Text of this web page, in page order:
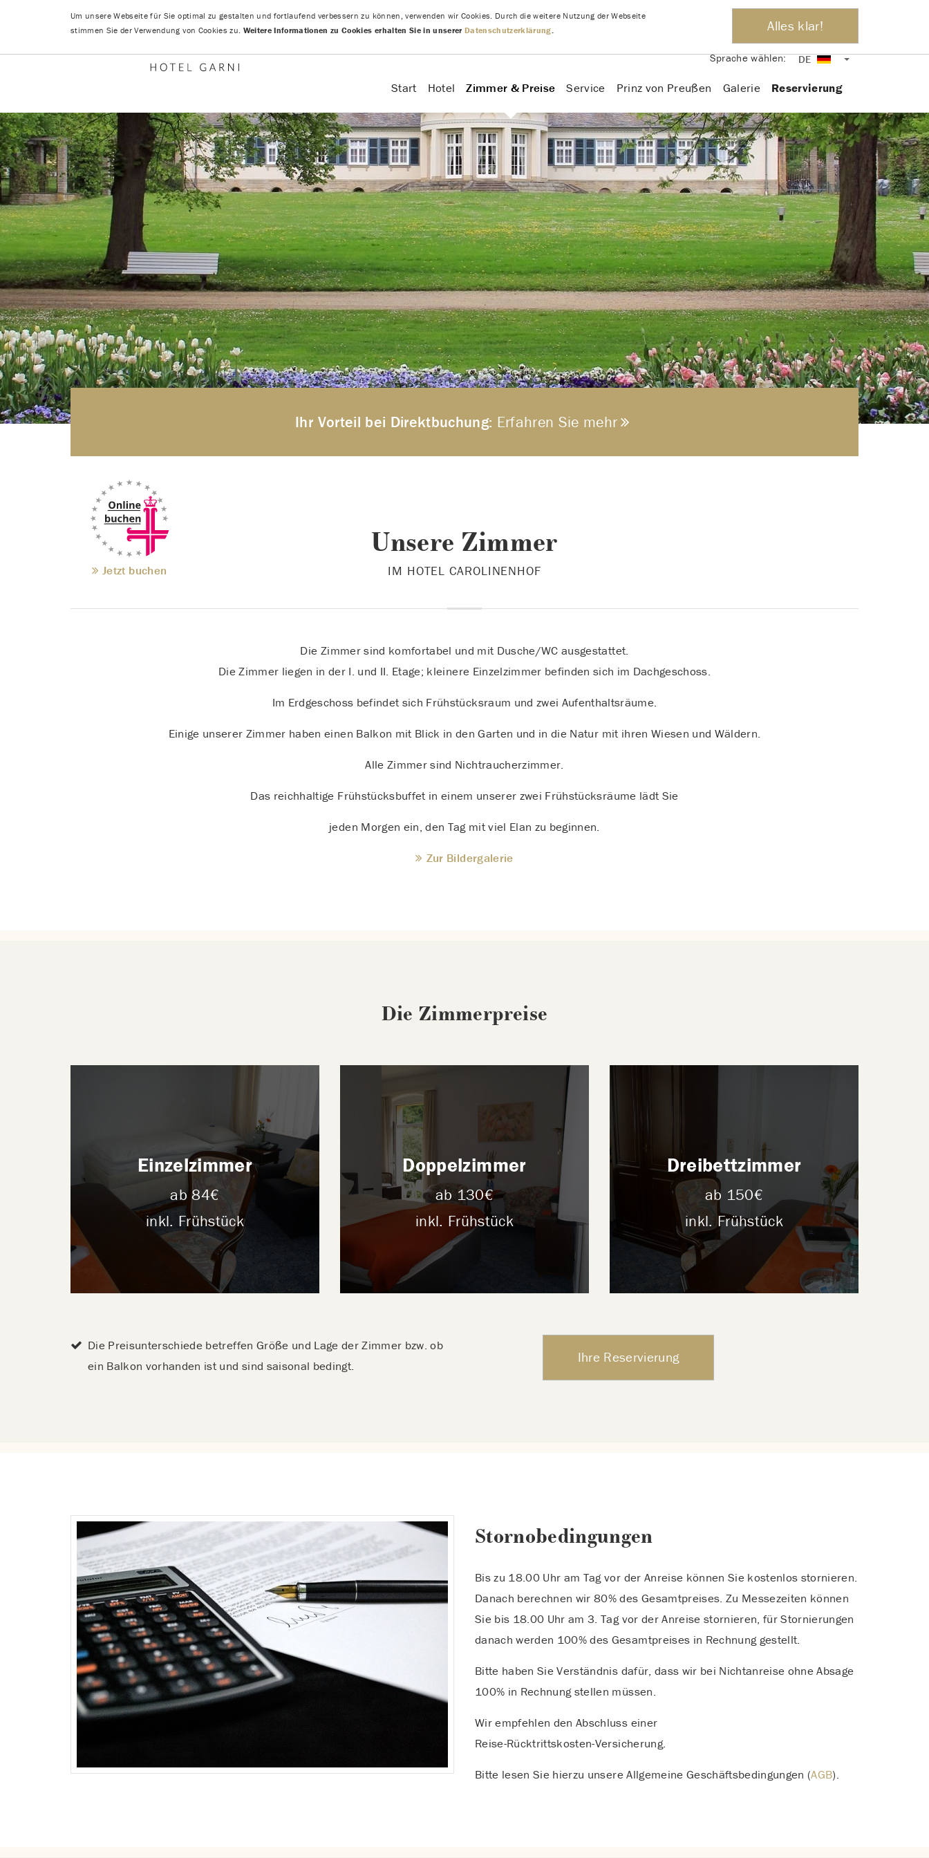
+ 49 5281 - 933 40 Anfahrt Kontakt
Sprache wählen: DE
Start Hotel Zimmer & Preise Service Prinz von Preußen Galerie Reservierung
Ihr Vorteil bei Direktbuchung: Erfahren Sie mehr
Unsere Zimmer
IM HOTEL CAROLINENHOF
Jetzt buchen
Die Zimmer sind komfortabel und mit Dusche/WC ausgestattet.
Die Zimmer liegen in der I. und II. Etage; kleinere Einzelzimmer befinden sich im Dachgeschoss.
Im Erdgeschoss befindet sich Frühstücksraum und zwei Aufenthaltsräume.
Einige unserer Zimmer haben einen Balkon mit Blick in den Garten und in die Natur mit ihren Wiesen und Wäldern.
Alle Zimmer sind Nichtraucherzimmer.
Das reichhaltige Frühstücksbuffet in einem unserer zwei Frühstücksräume lädt Sie
jeden Morgen ein, den Tag mit viel Elan zu beginnen.
Zur Bildergalerie
Die Zimmerpreise
Einzelzimmer
ab 84€
inkl. Frühstück
Doppelzimmer
ab 130€
inkl. Frühstück
Dreibettzimmer
ab 150€
inkl. Frühstück
Die Preisunterschiede betreffen Größe und Lage der Zimmer bzw. ob
ein Balkon vorhanden ist und sind saisonal bedingt.
Ihre Reservierung
Stornobedingungen
Bis zu 18.00 Uhr am Tag vor der Anreise können Sie kostenlos stornieren.
Danach berechnen wir 80% des Gesamtpreises. Zu Messezeiten können
Sie bis 18.00 Uhr am 3. Tag vor der Anreise stornieren, für Stornierungen
danach werden 100% des Gesamtpreises in Rechnung gestellt.
Bitte haben Sie Verständnis dafür, dass wir bei Nichtanreise ohne Absage
100% in Rechnung stellen müssen.
Wir empfehlen den Abschluss einer
Reise-Rücktrittskosten-Versicherung.
Bitte lesen Sie hierzu unsere Allgemeine Geschäftsbedingungen (AGB).
Um unsere Webseite für Sie optimal zu gestalten und fortlaufend verbessern zu können, verwenden wir Cookies. Durch die weitere Nutzung der Webseite
stimmen Sie der Verwendung von Cookies zu. Weitere Informationen zu Cookies erhalten Sie in unsererDatenschutzerklärung. Alles klar!